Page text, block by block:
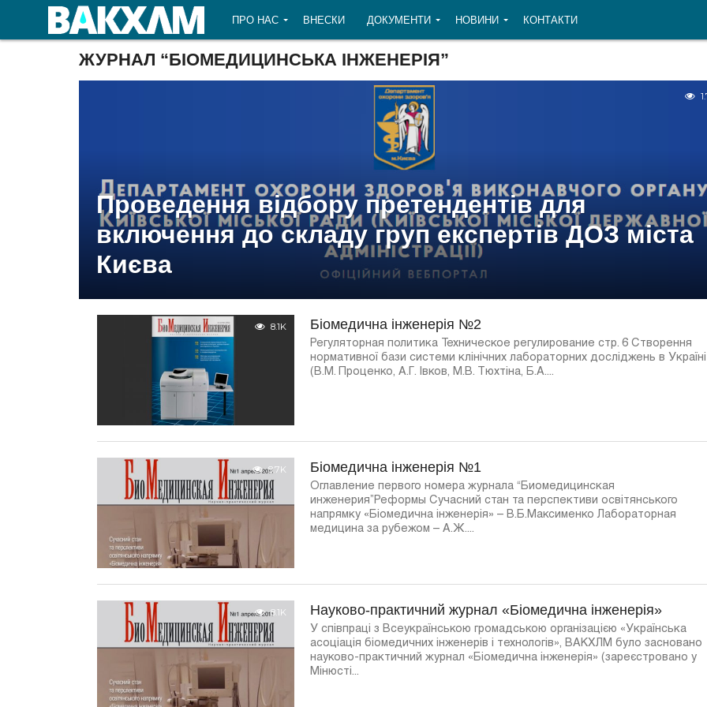
ПРО НАС ВНЕСКИ ДОКУМЕНТИ НОВИНИ КОНТАКТИ
ЖУРНАЛ “БІОМЕДИЦИНСЬКА ІНЖЕНЕРІЯ”
Проведення відбору претендентів для
включення до складу груп експертів ДОЗ міста
Києва
8.1K Біомедична інженерія №2
Регуляторная политика Техническое регулирование стр. 6 Створення
нормативної бази системи клінічних лабораторних досліджень в Україні
(В.М. Проценко, А.Г. Івков, М.В. Тюхтіна, Б.А....
8.7K Біомедична інженерія №1
Оглавление первого номера журнала “Биомедицинская
инженерия”Реформы Сучасний стан та перспективи освітянського
напрямку «Біомедична інженерія» – В.Б.Максименко Лабораторная
медицина за рубежом – А.Ж....
8.1K Науково-практичний журнал «Біомедична інженерія»
У співпраці з Всеукраїнською громадською організацією «Українська
асоціація біомедичних інженерів і технологів», ВАКХЛМ було засновано
науково-практичний журнал «Біомедична інженерія» (зареєстровано у
Мінюсті...